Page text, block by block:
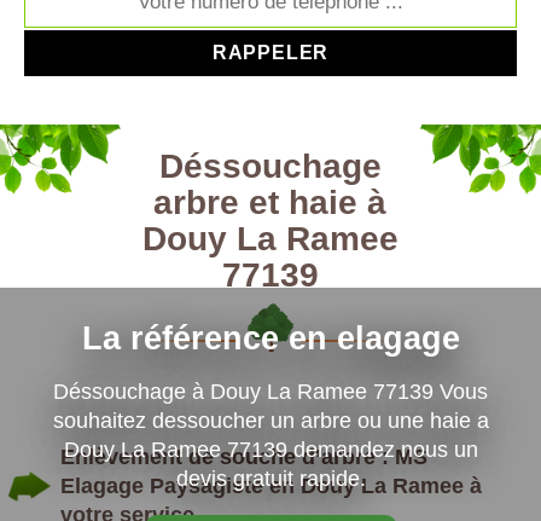
La référence en elagage
Déssouchage à Douy La Ramee 77139 Vous
souhaitez dessoucher un arbre ou une haie a
Douy La Ramee 77139 demandez nous un
devis gratuit rapide.
Déssouchage
arbre et haie à
Douy La Ramee
77139
Enlèvement de souche d’arbre : MS
Elagage Paysagiste en Douy La Ramee à
votre service